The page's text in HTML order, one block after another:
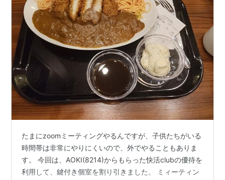
たまにzoomミーティングやるんですが、子供たちがいる
時間帯は非常にやりにくいので、外でやることもありま
す。 今回は、AOKI(8214)からもらった快活clubの優待を
利用して、鍵付き個室を割り引きました。 ミィーティン